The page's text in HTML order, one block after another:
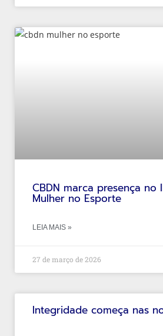
CBDN marca presença no
Mulher no Esporte
LEIA MAIS »
27 de março de 2026
Integridade começa nas